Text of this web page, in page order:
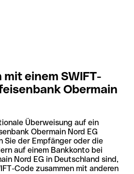
mit einem SWIFT-
Obermain
Überweisung auf ein
Obermain Nord EG
Sie der Empfänger oder die
auf einem Bankkonto bei
Nord EG in Deutschland sind,
Code zusammen mit anderen